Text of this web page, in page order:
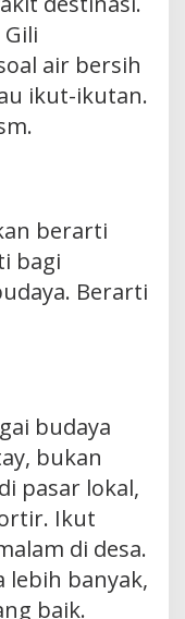
air bersih
ikut-ikutan.
berarti
bagi
Berarti
budaya
bukan
pasar lokal,
Ikut
di desa.
lebih banyak,
baik.